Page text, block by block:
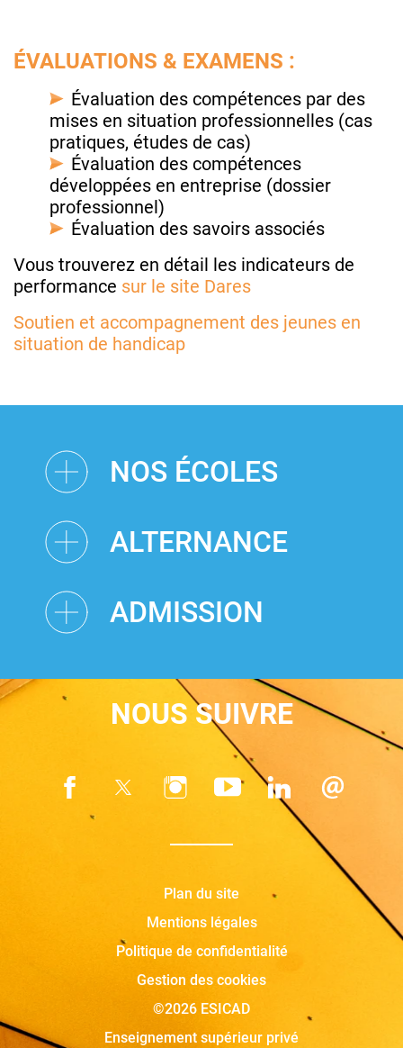
ÉVALUATIONS & EXAMENS :
Évaluation des compétences par des
mises en situation professionnelles (cas
pratiques, études de cas)
Évaluation des compétences
développées en entreprise (dossier
professionnel)
Évaluation des savoirs associés
Vous trouverez en détail les indicateurs de
performance sur le site Dares
Soutien et accompagnement des jeunes en
situation de handicap
NOS ÉCOLES
ALTERNANCE
ADMISSION
NOUS SUIVRE
Plan du site
Mentions légales
Politique de confidentialité
Gestion des cookies
©2026 ESICAD
Enseignement supérieur privé